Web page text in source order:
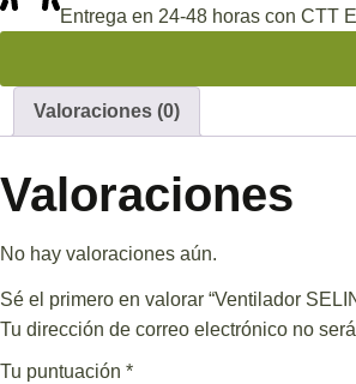
Entrega en 24-48 horas con CTT
Valoraciones (0)
Valoraciones
No hay valoraciones aún.
Sé el primero en valorar “Ventilador
Tu dirección de correo electrónico no
Tu puntuación *